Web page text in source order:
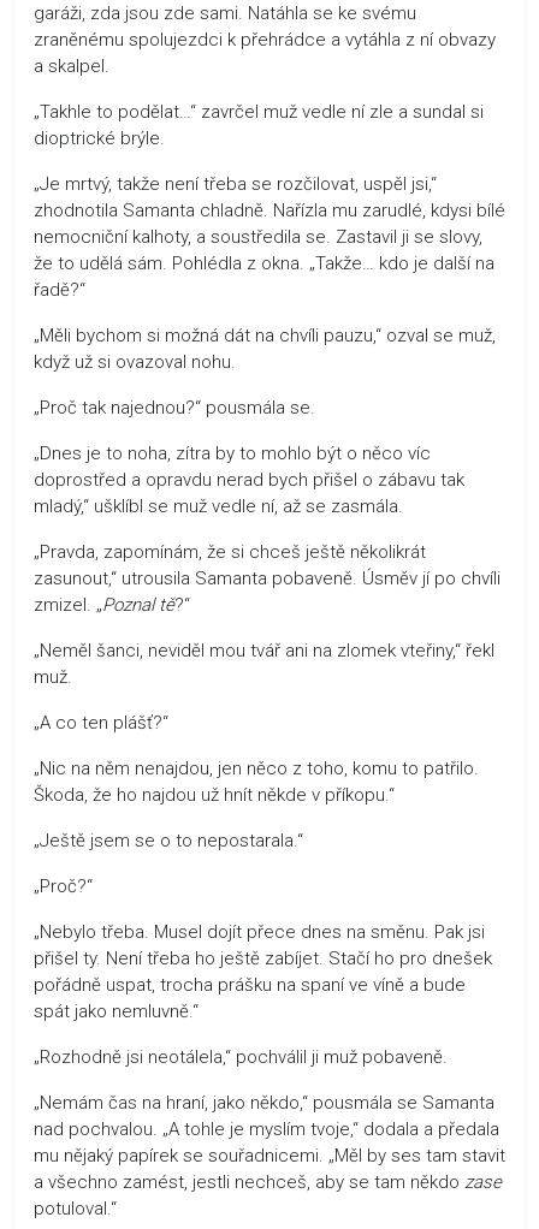
garáži, zda jsou zde sami. Natáhla se ke svému
zraněnému spolujezdci k přehrádce a vytáhla z ní obvazy
a skalpel.
„Takhle to podělat…“ zavrčel muž vedle ní zle a sundal si
dioptrické brýle.
„Je mrtvý, takže není třeba se rozčilovat, uspěl jsi,“
zhodnotila Samanta chladně. Nařízla mu zarudlé, kdysi bílé
nemocniční kalhoty, a soustředila se. Zastavil ji se slovy,
že to udělá sám. Pohlédla z okna. „Takže… kdo je další na
řadě?“
„Měli bychom si možná dát na chvíli pauzu,“ ozval se muž,
když už si ovazoval nohu.
„Proč tak najednou?“ pousmála se.
„Dnes je to noha, zítra by to mohlo být o něco víc
doprostřed a opravdu nerad bych přišel o zábavu tak
mladý,“ ušklíbl se muž vedle ní, až se zasmála.
„Pravda, zapomínám, že si chceš ještě několikrát
zasunout,“ utrousila Samanta pobaveně. Úsměv jí po chvíli
zmizel. „Poznal tě?“
„Neměl šanci, neviděl mou tvář ani na zlomek vteřiny,“ řekl
muž.
„A co ten plášť?“
„Nic na něm nenajdou, jen něco z toho, komu to patřilo.
Škoda, že ho najdou už hnít někde v příkopu.“
„Ještě jsem se o to nepostarala.“
„Proč?“
„Nebylo třeba. Musel dojít přece dnes na směnu. Pak jsi
přišel ty. Není třeba ho ještě zabíjet. Stačí ho pro dnešek
pořádně uspat, trocha prášku na spaní ve víně a bude
spát jako nemluvně.“
„Rozhodně jsi neotálela,“ pochválil ji muž pobaveně.
„Nemám čas na hraní, jako někdo,“ pousmála se Samanta
nad pochvalou. „A tohle je myslím tvoje,“ dodala a předala
mu nějaký papírek se souřadnicemi. „Měl by ses tam stavit
a všechno zamést, jestli nechceš, aby se tam někdo zase
potuloval.“